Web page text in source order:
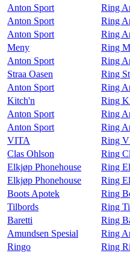
Anton Sport Ring
Anton Sport Ring
Anton Sport Ring
Meny Ring
Anton Sport Ring
Straa Oasen Ring
Anton Sport Ring
Kitch'n Ring
Anton Sport Ring
Anton Sport Ring
VITA Ring
Clas Ohlson Ring
Elkjøp Phonehouse
Ring
Elkjøp Phonehouse Ring
Boots Apotek Ring
Tilbords Ring
Baretti Ring
Amundsen Spesial Ring
Ringo Ring